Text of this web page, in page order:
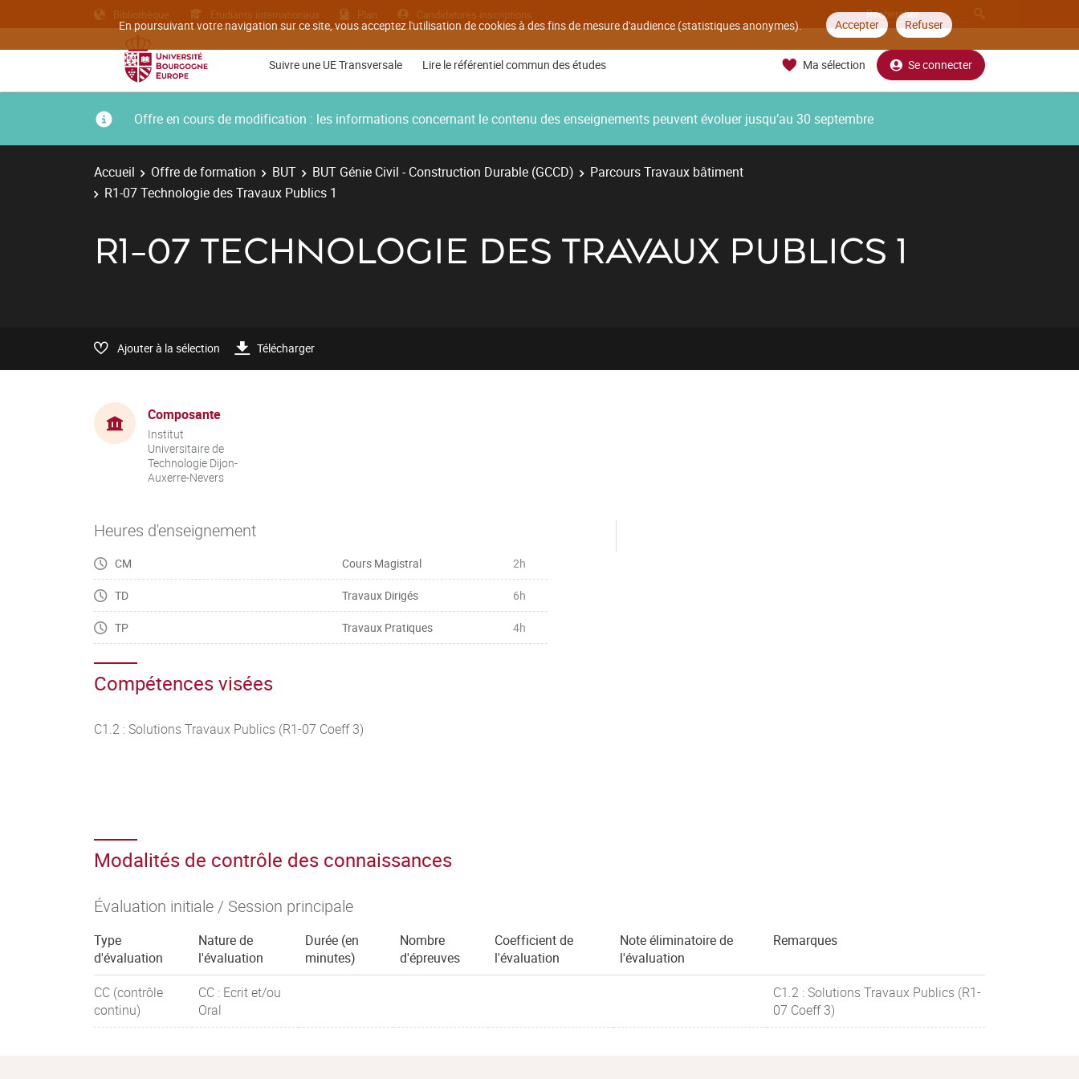
En poursuivant votre navigation sur ce site, vous acceptez l'utilisation de cookies à des fins de mesure d'audience (statistiques anonymes). Accepter Refuser
Bibliothèque Etudiants internationaux Plan Candidatures inscriptions
Suivre une UE Transversale Lire le référentiel commun des études Ma sélection Se connecter
Offre en cours de modification : les informations concernant le contenu des enseignements peuvent évoluer jusqu’au 30 septembre
Accueil Offre de formation BUT BUT Génie Civil - Construction Durable (GCCD)
Parcours Travaux bâtiment
R1-07 Technologie des Travaux Publics 1
R1-07 TECHNOLOGIE DES TRAVAUX PUBLICS 1
Ajouter à la sélection Télécharger
Composante
Institut
Universitaire de
Technologie Dijon-
Auxerre-Nevers
Heures d'enseignement
CM Cours Magistral 2h
TD Travaux Dirigés 6h
TP Travaux Pratiques 4h
Compétences visées
C1.2 : Solutions Travaux Publics (R1-07 Coeff 3)
Modalités de contrôle des connaissances
Évaluation initiale / Session principale
Type
d'évaluation
Nature de
l'évaluation
Durée (en
minutes)
Nombre
d'épreuves
Coefficient de
l'évaluation
Note éliminatoire de
l'évaluation
Remarques
CC (contrôle
continu)
CC : Ecrit et/ou
Oral
C1.2 : Solutions Travaux Publics (R1-
07 Coeff 3)